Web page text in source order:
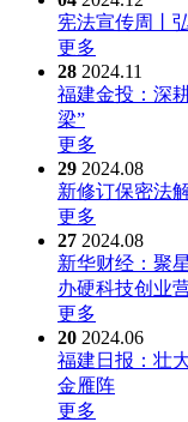
宪法宣传周丨
更多
28 2024.11
福建金投：深
梁”
更多
29 2024.08
新修订保密法
更多
27 2024.08
新华财经：聚
办硬科技创业
更多
20 2024.06
福建日报：壮
金雁阵
更多